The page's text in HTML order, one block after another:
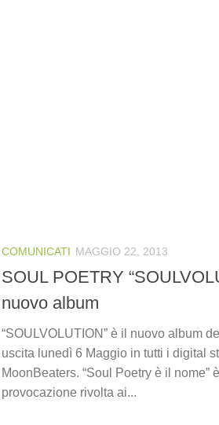
COMUNICATI MAGGIO 22, 2013
SOUL POETRY
nuovo album
“SOULVOLUTION” è il nuovo album
uscita lunedì 6 Maggio in tutti i digital
MoonBeaters. “Soul Poetry è il nome”
provocazione rivolta ai...